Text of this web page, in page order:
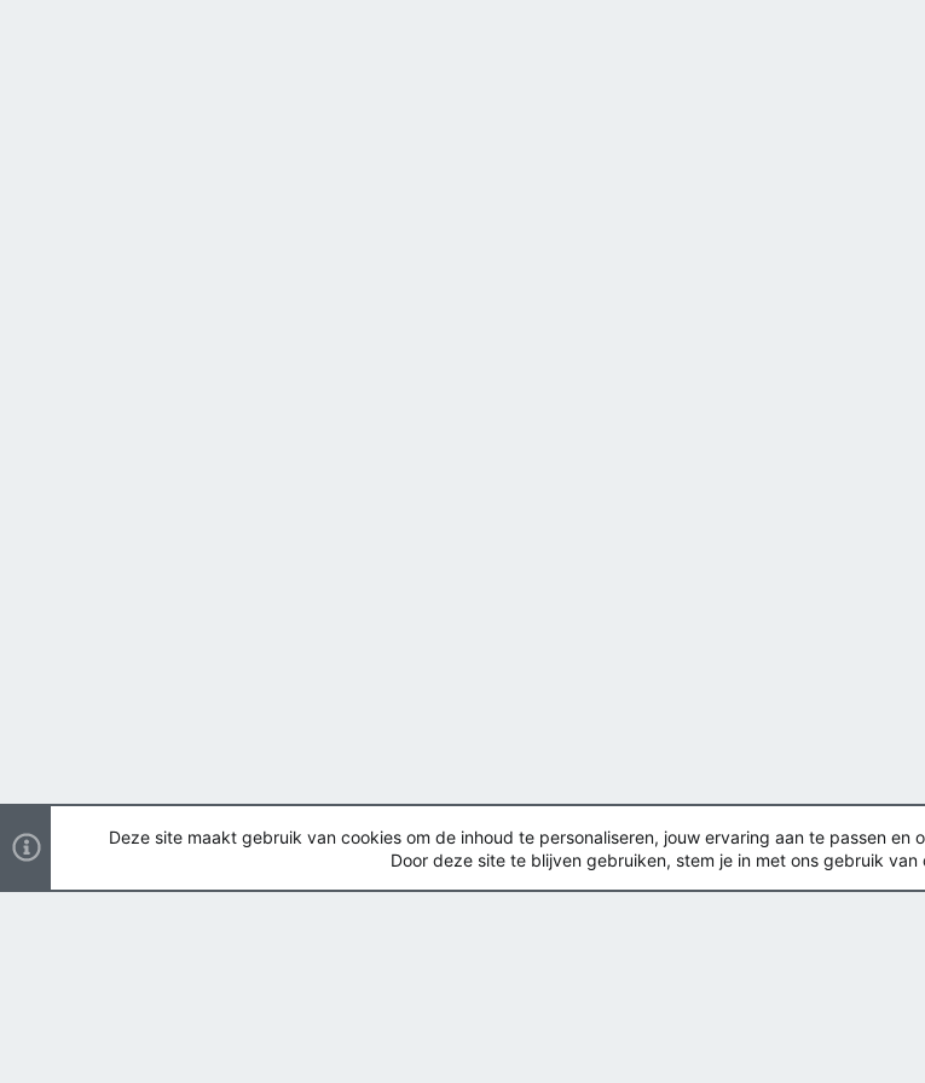
Deze site maakt gebruik van cookies om de inhoud te personaliseren, jouw ervaring aan te passen en
Door deze site te blijven gebruiken, stem je in met ons gebruik van